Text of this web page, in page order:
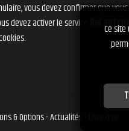
vous devez confirmer que
devez activer le service
& Options-Actualités
Ce